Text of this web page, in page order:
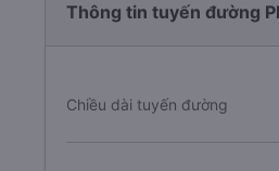
Thông tin tuyến đường
Chiều dài tuyến đường